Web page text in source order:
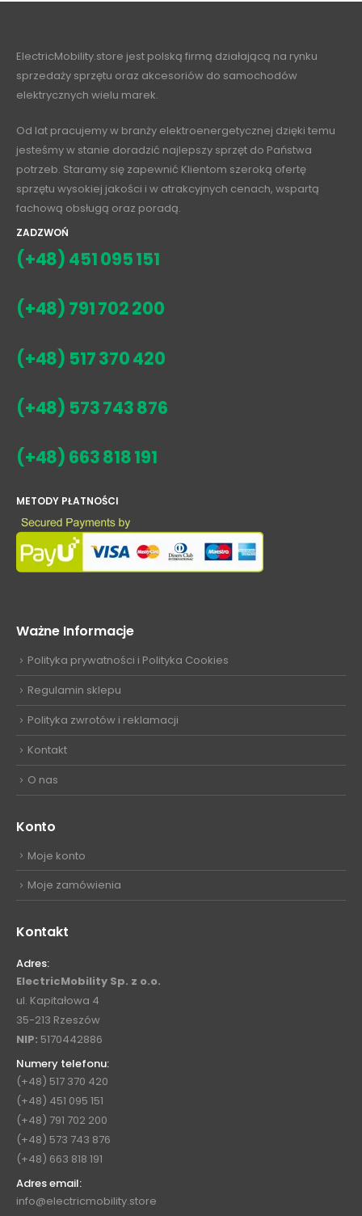
ElectricMobility.store jest polską firmą działającą na rynku
sprzedaży sprzętu oraz akcesoriów do samochodów
elektrycznych wielu marek.
Od lat pracujemy w branży elektroenergetycznej dzięki temu
jesteśmy w stanie doradzić najlepszy sprzęt do Państwa
potrzeb. Staramy się zapewnić Klientom szeroką ofertę
sprzętu wysokiej jakości i w atrakcyjnych cenach, wspartą
fachową obsługą oraz poradą.
ZADZWOŃ
(+48) 451 095 151
(+48) 791 702 200
(+48) 517 370 420
(+48) 573 743 876
(+48) 663 818 191
METODY PŁATNOŚCI
Ważne Informacje
Polityka prywatności i Polityka Cookies
Regulamin sklepu
Polityka zwrotów i reklamacji
Kontakt
O nas
Konto
Moje konto
Moje zamówienia
Kontakt
Adres:
ElectricMobility Sp. z o.o.
ul. Kapitałowa 4
35-213 Rzeszów
NIP: 5170442886
Numery telefonu:
(+48) 517 370 420
(+48) 451 095 151
(+48) 791 702 200
(+48) 573 743 876
(+48) 663 818 191
Adres email:
info@electricmobility.store